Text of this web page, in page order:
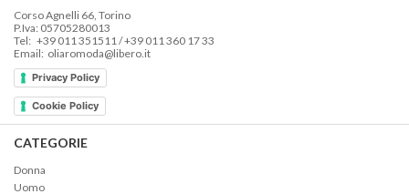
Corso Agnelli 66, Torino
P.Iva: 05705280013
Tel: +39 011 351511 / +39 011 360 17 33
Email: oliaromoda@libero.it
Privacy Policy
Cookie Policy
CATEGORIE
Donna
Uomo